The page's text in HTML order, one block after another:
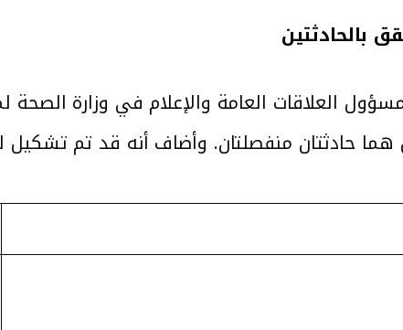
بالحادثتين
العلاقات العامة والإعلام في وزارة
هما حادثتان منفصلتان. وأضاف أنه قد تم تشكيل